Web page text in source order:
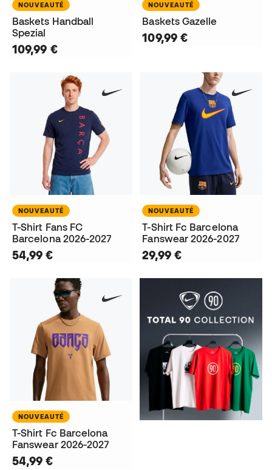
NOUVEAUTÉ
Baskets Handball
Spezial
109,99 €
NOUVEAUTÉ
Baskets Gazelle
109,99 €
NOUVEAUTÉ
T-Shirt Fans FC
Barcelona 2026-2027
54,99 €
NOUVEAUTÉ
T-Shirt Fc Barcelona
Fanswear 2026-2027
29,99 €
NOUVEAUTÉ
T-Shirt Fc Barcelona
Fanswear 2026-2027
54,99 €